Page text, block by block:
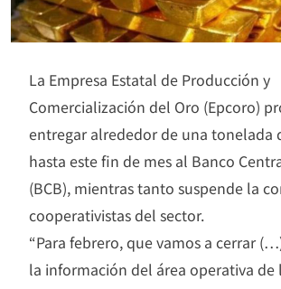
La Empresa Estatal de Producción y
Comercialización del Oro (Epcoro)
entregar alrededor de una tonelada
hasta este fin de mes al Banco
(BCB), mientras tanto suspende la
cooperativistas del sector.
“Para febrero, que vamos a cerrar
la información del área operativa de